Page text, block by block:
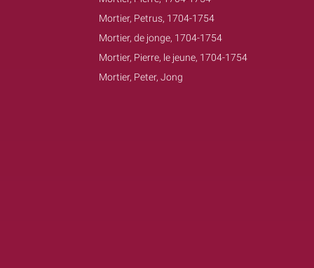
Mortier, Petrus, 1704-1754
Mortier, de jonge, 1704-1754
Mortier, Pierre, le jeune, 1704-1754
Mortier, Peter, Jong